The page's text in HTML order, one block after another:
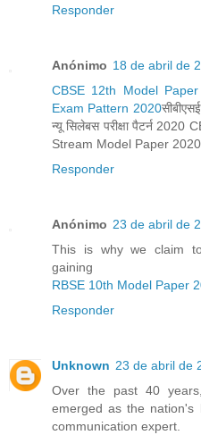
Responder
Anónimo 18 de abril de
CBSE 12th Model
Exam Pattern 2020
न्यू सिलेबस परीक्षा पैटर्न
Stream Model Paper 2020
Responder
Anónimo 23 de abril de
This is why we claim
gaining
RBSE 10th Model Paper
Responder
Unknown 23 de abril de
Over the past 40
emerged as the nation's
communication expert.